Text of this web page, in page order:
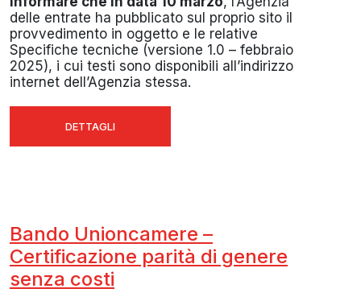
delle entrate ha pubblicato sul proprio sito il
provvedimento in oggetto e le relative
Specifiche tecniche (versione 1.0 – febbraio
2025), i cui testi sono disponibili all’indirizzo
internet dell’Agenzia stessa.
DETTAGLI
Bando Unioncamere –
Certificazione parità di genere
senza costi